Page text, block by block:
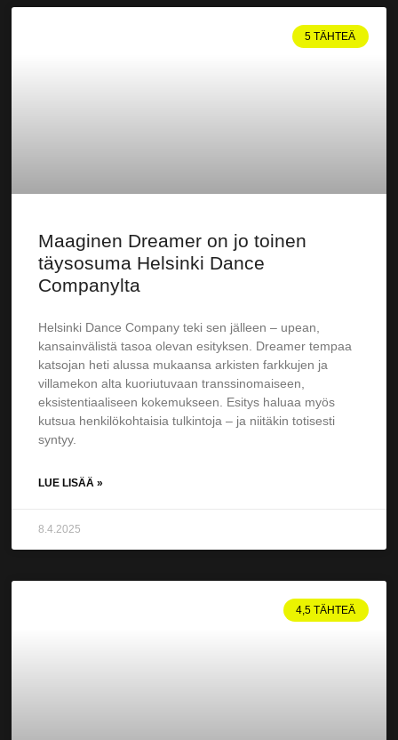
5 TÄHTEÄ
Maaginen Dreamer on jo toinen
täysosuma Helsinki Dance
Companylta
Helsinki Dance Company teki sen jälleen – upean,
kansainvälistä tasoa olevan esityksen. Dreamer tempaa
katsojan heti alussa mukaansa arkisten farkkujen ja
villamekon alta kuoriutuvaan transsinomaiseen,
eksistentiaaliseen kokemukseen. Esitys haluaa myös
kutsua henkilökohtaisia tulkintoja – ja niitäkin totisesti
syntyy.
LUE LISÄÄ »
8.4.2025
4,5 TÄHTEÄ